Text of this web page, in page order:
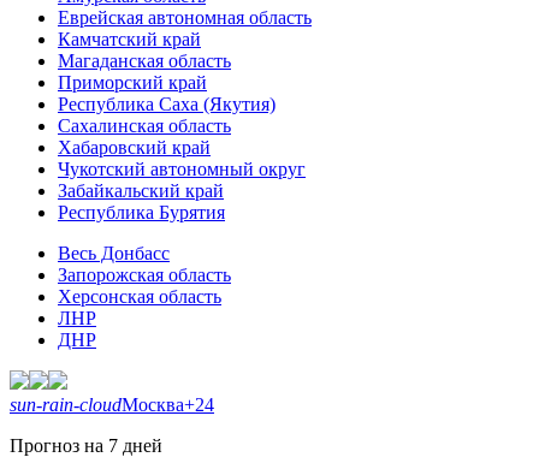
Еврейская автономная область
Камчатский край
Магаданская область
Приморский край
Республика Саха (Якутия)
Сахалинская область
Хабаровский край
Чукотский автономный округ
Забайкальский край
Республика Бурятия
Весь Донбасс
Запорожская область
Херсонская область
ЛНР
ДНР
sun-rain-cloudМосква+24
Прогноз на 7 дней